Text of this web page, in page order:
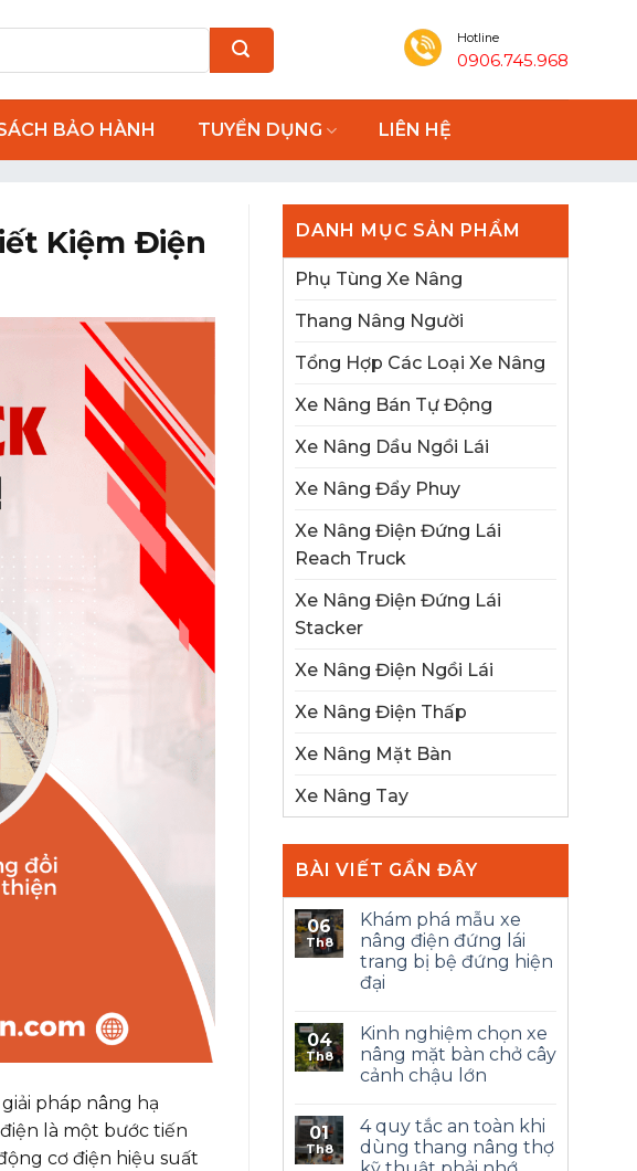
Hotline
0906.745.968
BẢO HÀNH TUYỂN DỤNG LIÊN HỆ
Kiệm Điện
pháp nâng hạ
là một bước tiến
cơ điện hiệu suất
DANH MỤC SẢN PHẨM
Phụ Tùng Xe Nâng
Thang Nâng Người
Tổng Hợp Các Loại Xe Nâng
Xe Nâng Bán Tự Động
Xe Nâng Dầu Ngồi Lái
Xe Nâng Đẩy Phuy
Xe Nâng Điện Đứng Lái
Reach Truck
Xe Nâng Điện Đứng Lái
Stacker
Xe Nâng Điện Ngồi Lái
Xe Nâng Điện Thấp
Xe Nâng Mặt Bàn
Xe Nâng Tay
BÀI VIẾT GẦN ĐÂY
06
Th8
Khám phá mẫu xe
nâng điện đứng lái
trang bị bệ đứng hiện
đại
04
Th8
Kinh nghiệm chọn xe
nâng mặt bàn chở cây
cảnh chậu lớn
01
Th8
4 quy tắc an toàn khi
dùng thang nâng thợ